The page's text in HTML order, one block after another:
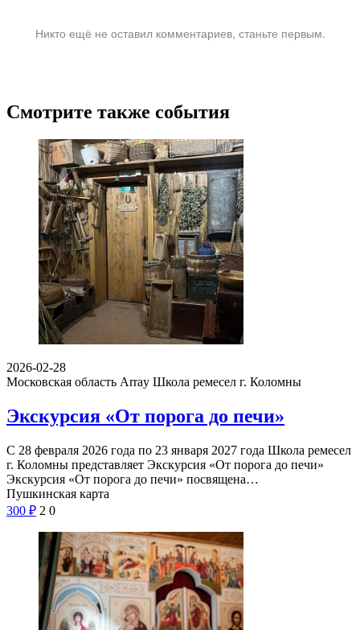
Никто ещё не оставил комментариев, станьте первым.
Смотрите также события
2026-02-28
Московская область Array Школа ремесел г. Коломны
Экскурсия «От порога до печи»
С 28 февраля 2026 года по 23 января 2027 года Школа ремесел
г. Коломны представляет Экскурсия «От порога до печи»
Экскурсия «От порога до печи» посвящена…
Пушкинская карта
300 ₽ 2 0